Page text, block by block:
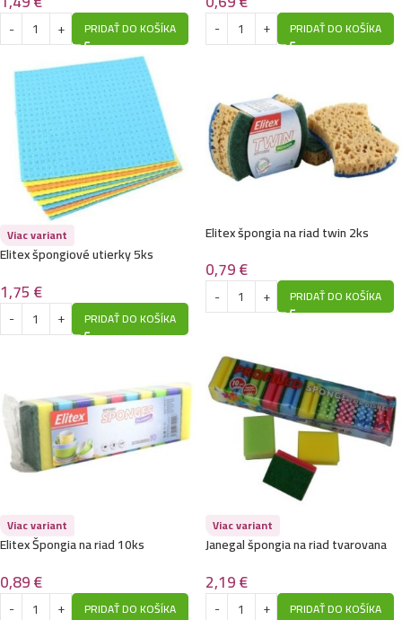
PRIDAŤ DO KOŠÍKA PRIDAŤ DO KOŠÍKA
Viac variant
Elitex špongiové utierky 5ks
1,75€
PRIDAŤ DO KOŠÍKA
Elitex špongia na riad twin 2ks
0,79€
PRIDAŤ DO KOŠÍKA
Viac variant
Elitex Špongia na riad 10ks
0,89€
PRIDAŤ DO KOŠÍKA
Viac variant
Janegal špongia na riad tvarovana
2,19€
PRIDAŤ DO KOŠÍKA